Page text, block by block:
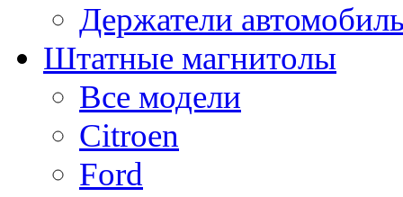
Держатели
Штатные магнитолы
Все модели
Citroen
Ford